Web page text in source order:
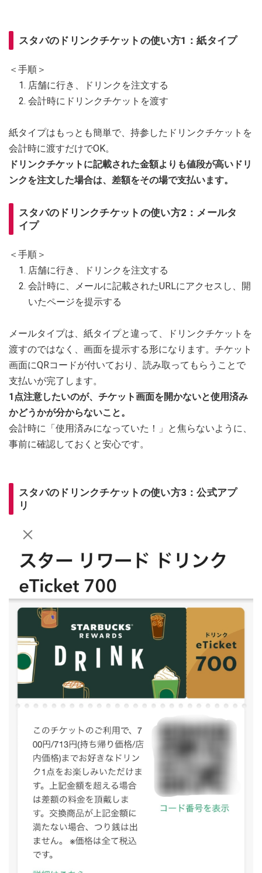
スタバのドリンクチケットの使い方1：紙タイプ
＜手順＞
店舗に行き、ドリンクを注文する
会計時にドリンクチケットを渡す
紙タイプはもっとも簡単で、持参したドリンクチケットを
会計時に渡すだけでOK。
ドリンクチケットに記載された金額よりも値段が高いドリ
ンクを注文した場合は、差額をその場で支払います。
スタバのドリンクチケットの使い方2：メールタ
イプ
＜手順＞
店舗に行き、ドリンクを注文する
会計時に、メールに記載されたURLにアクセスし、開
いたページを提示する
メールタイプは、紙タイプと違って、ドリンクチケットを
渡すのではなく、画面を提示する形になります。チケット
画面にQRコードが付いており、読み取ってもらうことで
支払いが完了します。
1点注意したいのが、チケット画面を開かないと使用済み
かどうかが分からないこと。
会計時に「使用済みになっていた！」と焦らないように、
事前に確認しておくと安心です。
スタバのドリンクチケットの使い方3：公式アプ
リ